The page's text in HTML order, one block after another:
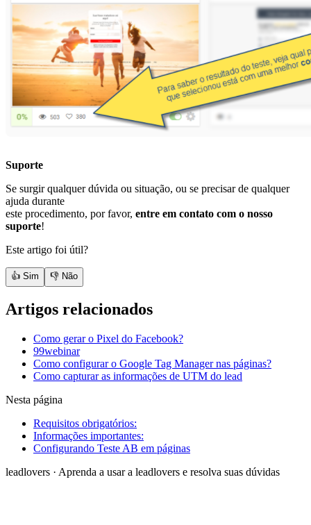
Suporte
Se surgir qualquer dúvida ou situação, ou se precisar de qualquer
ajuda durante
este procedimento, por favor, entre em contato com o nosso
suporte!
Este artigo foi útil?
👍 Sim 👎 Não
Artigos relacionados
Como gerar o Pixel do Facebook?
99webinar
Como configurar o Google Tag Manager nas páginas?
Como capturar as informações de UTM do lead
Nesta página
Requisitos obrigatórios:
Informações importantes:
Configurando Teste AB em páginas
leadlovers · Aprenda a usar a leadlovers e resolva suas dúvidas